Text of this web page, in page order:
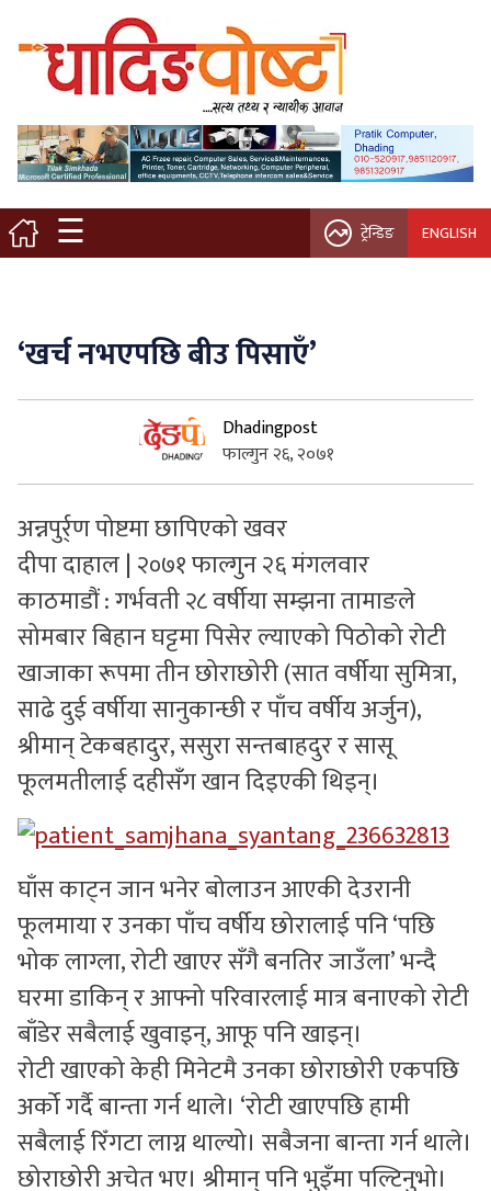
☰
मुख्य पृष्ठ
स्थानीय समाचार
विचार / ब्लग
नगर/गाउँ पालिका
प्रवास
सुचनाहरु
स्वास्थ्य
भिडियो
ट्रेन्डिङ ENGLISH
‘खर्च नभएपछि बीउ पिसाएँ’
Dhadingpost
फाल्गुन २६, २०७१
अन्नपुर्र्ण पोष्टमा छापिएको खवर
दीपा दाहाल | २०७१ फाल्गुन २६ मंगलवार
काठमाडौं : गर्भवती २८ वर्षीया सम्झना तामाङले
सोमबार बिहान घट्टमा पिसेर ल्याएको पिठोको रोटी
खाजाका रूपमा तीन छोराछोरी (सात वर्षीया सुमित्रा,
साढे दुई वर्षीया सानुकान्छी र पाँच वर्षीय अर्जुन),
श्रीमान् टेकबहादुर, ससुरा सन्तबाहदुर र सासू
फूलमतीलाई दहीसँग खान दिइएकी थिइन्।
घाँस काट्न जान भनेर बोलाउन आएकी देउरानी
फूलमाया र उनका पाँच वर्षीय छोरालाई पनि ‘पछि
भोक लाग्ला, रोटी खाएर सँगै बनतिर जाउँला’ भन्दै
घरमा डाकिन् र आफ्नो परिवारलाई मात्र बनाएको रोटी
बाँडेर सबैलाई खुवाइन्, आफू पनि खाइन्।
रोटी खाएको केही मिनेटमै उनका छोराछोरी एकपछि
अर्को गर्दै बान्ता गर्न थाले। ‘रोटी खाएपछि हामी
सबैलाई रिँगटा लाग्न थाल्यो। सबैजना बान्ता गर्न थाले।
छोराछोरी अचेत भए। श्रीमान् पनि भुइँमा पल्टिनुभो।